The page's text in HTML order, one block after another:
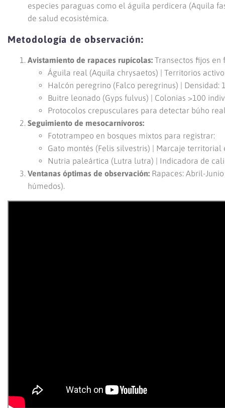
especies paraguas como el águila perdicera (Aquila
de salud ecosistémica.
Metodología de observación:
Avistamiento de rapaces rupícolas: Transectos fijos
Águila real (Aquila chrysaetos) | Territorios
Halcón peregrino (Falco peregrinus) | Densidad:
Buitre leonado (Gyps fulvus) | Colonias >100
Protocolos crepusculares para detectar búho
Seguimiento de mesocarnívoros:
Fototrampeo en bosques mixtos para registrar:
Gato montés (Felis silvestris) | Marcaje territorial
Nutria paleártica (Lutra lutra) | Indicadora de
Ventanas óptimas de observación: Rapaces: Abril-
húmedos).